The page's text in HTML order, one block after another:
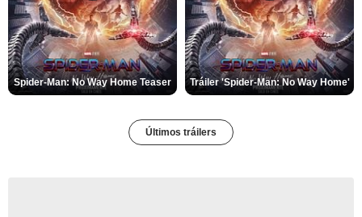
Spider-Man: No Way Home Teaser Tráiler 'Spider-Man: No Way Home'
Últimos tráilers